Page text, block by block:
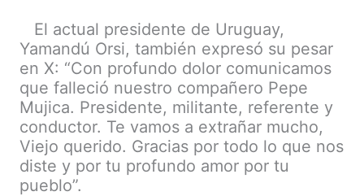
El actual presidente de Uruguay,
Yamandú Orsi, también expresó su pesar
en X: “Con profundo dolor comunicamos
que falleció nuestro compañero Pepe
Mujica. Presidente, militante, referente y
conductor. Te vamos a extrañar mucho,
Viejo querido. Gracias por todo lo que nos
diste y por tu profundo amor por tu
pueblo”.